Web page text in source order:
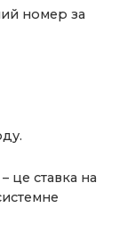
номер за
це ставка на